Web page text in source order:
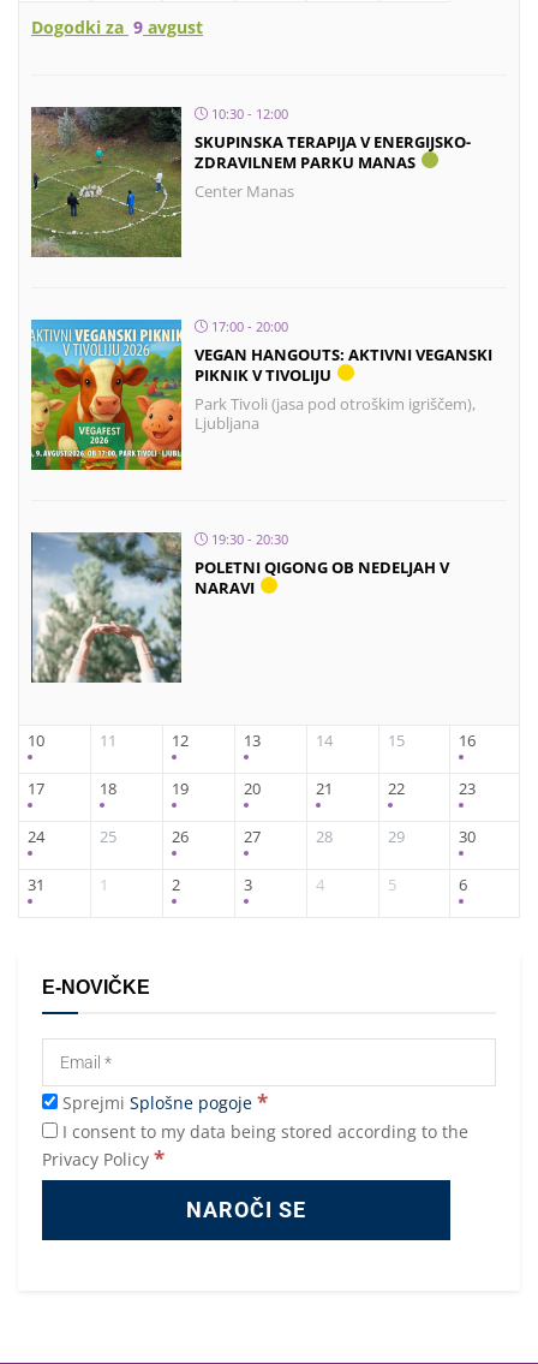
Dogodki za 9 avgust
10:30 - 12:00
SKUPINSKA TERAPIJA V ENERGIJSKO-
ZDRAVILNEM PARKU MANAS
Center Manas
17:00 - 20:00
VEGAN HANGOUTS: AKTIVNI VEGANSKI
PIKNIK V TIVOLIJU
Park Tivoli (jasa pod otroškim igriščem),
Ljubljana
19:30 - 20:30
POLETNI QIGONG OB NEDELJAH V
NARAVI
10 11 12 13 14 15 16
17 18 19 20 21 22 23
24 25 26 27 28 29 30
31 1 2 3 4 5 6
E-NOVIČKE
Sprejmi Splošne pogoje *
I consent to my data being stored according to the
Privacy Policy *